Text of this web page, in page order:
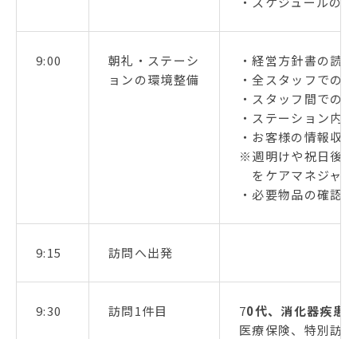
9:00
朝礼・ステーシ
ョンの環境整備
・経営方針書の読
・全スタッフでの
・スタッフ間での
・ステーション内
・お客様の情報収
※週明けや祝日後
をケアマネジャ
・必要物品の確認
9:15 訪問へ出発
9:30 訪問1件目 70代、消化器疾患
医療保険、特別訪